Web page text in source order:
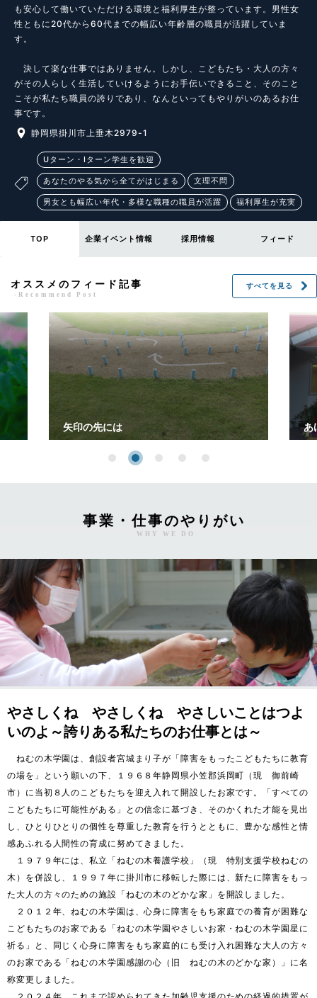
も安心して働いていただける環境と福利厚生が整っています。男性女
性ともに20代から60代までの幅広い年齢層の職員が活躍していま
す。
決して楽な仕事ではありません。しかし、こどもたち・大人の方々
がその人らしく生活していけるようにお手伝いできること、そのこと
こそが私たち職員の誇りであり、なんといってもやりがいのあるお仕
事です。
静岡県掛川市上垂木2979-1
Uターン・Iターン学生を歓迎
あなたのやる気から全てがはじまる 文理不問
男女とも幅広い年代・多様な職種の職員が活躍 福利厚生が充実
TOP 企業イベント情報 採用情報 フィード
オススメのフィード記事
-Recommend Post
すべてを見る
矢印の先には あ
事業・仕事のやりがい
WHY WE DO
やさしくね やさしくね やさしいことはつよ
いのよ～誇りある私たちのお仕事とは～
ねむの木学園は、創設者宮城まり子が「障害をもったこどもたちに教育
の場を」という願いの下、１９６８年静岡県小笠郡浜岡町（現　御前崎
市）に当初８人のこどもたちを迎え入れて開設したお家です。「すべての
こどもたちに可能性がある」との信念に基づき、そのかくれた才能を見出
し、ひとりひとりの個性を尊重した教育を行うとともに、豊かな感性と情
感あふれる人間性の育成に努めてきました。
１９７９年には、私立「ねむの木養護学校」（現　特別支援学校ねむの
木）を併設し、１９９７年に掛川市に移転した際には、新たに障害をもっ
た大人の方々のための施設「ねむの木のどかな家」を開設しました。
２０１２年、ねむの木学園は、心身に障害をもち家庭での養育が困難な
こどもたちのお家である「ねむの木学園やさしいお家・ねむの木学園星に
祈る」と、同じく心身に障害をもち家庭的にも受け入れ困難な大人の方々
のお家である「ねむの木学園感謝の心（旧　ねむの木のどかな家）」に名
称変更しました。